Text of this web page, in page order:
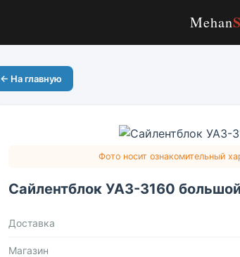
Mehan
← На главную
Фото носит ознакомительный
Сайлентблок УАЗ-3160
Доставка
Магазин